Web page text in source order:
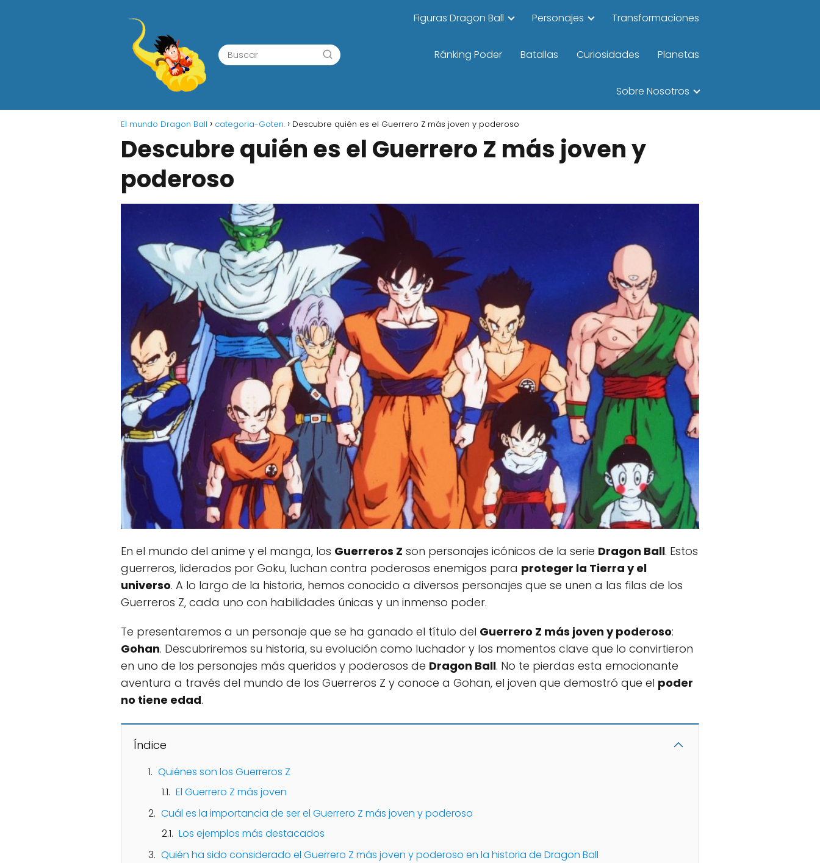
Figuras Dragon Ball Personajes Transformaciones
Ránking Poder Batallas Curiosidades Planetas
Sobre Nosotros
El mundo Dragon Ball categoria-Goten. Descubre quién es el Guerrero Z más joven y poderoso
Descubre quién es el Guerrero Z más joven y
poderoso
En el mundo del anime y el manga, los Guerreros Z son personajes icónicos de la serie Dragon Ball. Estos
guerreros, liderados por Goku, luchan contra poderosos enemigos para proteger la Tierra y el
universo. A lo largo de la historia, hemos conocido a diversos personajes que se unen a las filas de los
Guerreros Z, cada uno con habilidades únicas y un inmenso poder.
Te presentaremos a un personaje que se ha ganado el título del Guerrero Z más joven y poderoso:
Gohan. Descubriremos su historia, su evolución como luchador y los momentos clave que lo convirtieron
en uno de los personajes más queridos y poderosos de Dragon Ball. No te pierdas esta emocionante
aventura a través del mundo de los Guerreros Z y conoce a Gohan, el joven que demostró que el poder
no tiene edad.
Índice
Quiénes son los Guerreros Z
El Guerrero Z más joven
Cuál es la importancia de ser el Guerrero Z más joven y poderoso
Los ejemplos más destacados
Quién ha sido considerado el Guerrero Z más joven y poderoso en la historia de Dragon Ball